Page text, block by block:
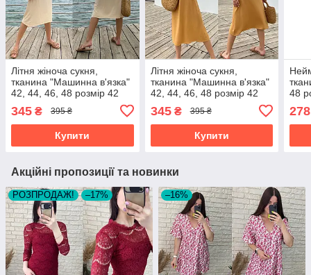
Літня жіноча сукня,
тканина "Машинна в'язка"
42, 44, 46, 48 розмір 42
345 ₴ 395 ₴
Купити
Літня жіноча сукня,
тканина "Машинна в'язка"
42, 44, 46, 48 розмір 42
345₴ 395 ₴
Купити
48
278
Акційні пропозиції та новинки
РОЗПРОДАЖ! –17% –16%